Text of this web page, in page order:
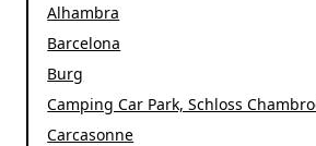
Alhambra
Barcelona
Burg
Camping Car Park, Schloss
Carcasonne